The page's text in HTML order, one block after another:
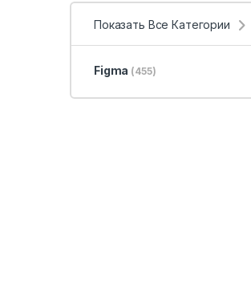
Показать Все Категории
Figma (455)